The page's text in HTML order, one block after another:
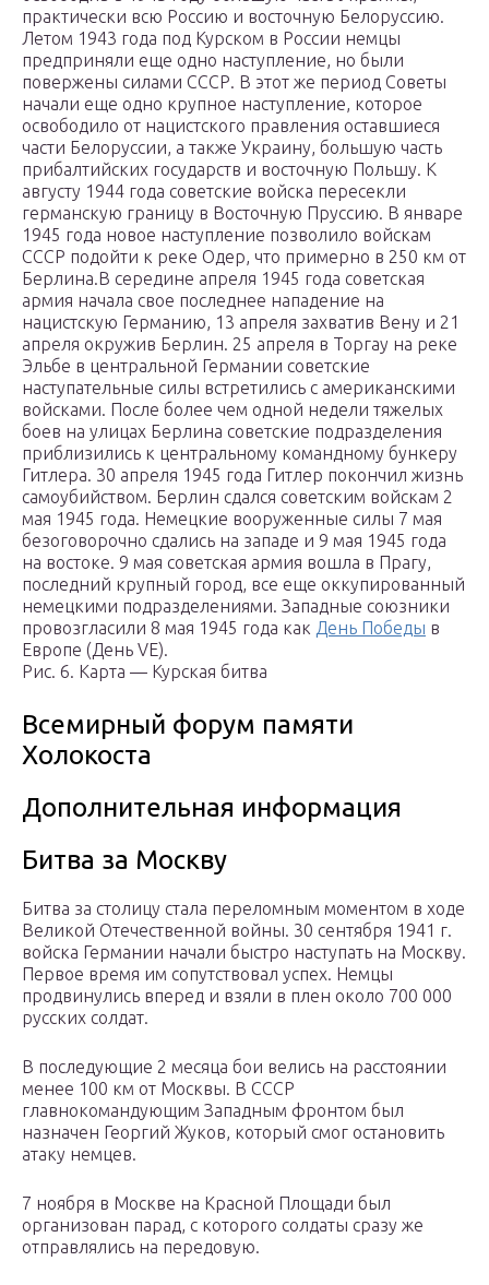
практически всю Россию и восточную Белоруссию.
Летом 1943 года под Курском в России немцы
предприняли еще одно наступление, но были
повержены силами СССР. В этот же период Советы
начали еще одно крупное наступление, которое
освободило от нацистского правления оставшиеся
части Белоруссии, а также Украину, большую часть
прибалтийских государств и восточную Польшу. К
августу 1944 года советские войска пересекли
германскую границу в Восточную Пруссию. В январе
1945 года новое наступление позволило войскам
СССР подойти к реке Одер, что примерно в 250 км от
Берлина.В середине апреля 1945 года советская
армия начала свое последнее нападение на
нацистскую Германию, 13 апреля захватив Вену и 21
апреля окружив Берлин. 25 апреля в Торгау на реке
Эльбе в центральной Германии советские
наступательные силы встретились с американскими
войсками. После более чем одной недели тяжелых
боев на улицах Берлина советские подразделения
приблизились к центральному командному бункеру
Гитлера. 30 апреля 1945 года Гитлер покончил жизнь
самоубийством. Берлин сдался советским войскам 2
мая 1945 года. Немецкие вооруженные силы 7 мая
безоговорочно сдались на западе и 9 мая 1945 года
на востоке. 9 мая советская армия вошла в Прагу,
последний крупный город, все еще оккупированный
немецкими подразделениями. Западные союзники
провозгласили 8 мая 1945 года как День Победы в
Европе (День VE).
Рис. 6. Карта — Курская битва
Всемирный форум памяти
Холокоста
Дополнительная информация
Битва за Москву
Битва за столицу стала переломным моментом в ходе
Великой Отечественной войны. 30 сентября 1941 г.
войска Германии начали быстро наступать на Москву.
Первое время им сопутствовал успех. Немцы
продвинулись вперед и взяли в плен около 700 000
русских солдат.
В последующие 2 месяца бои велись на расстоянии
менее 100 км от Москвы. В СССР
главнокомандующим Западным фронтом был
назначен Георгий Жуков, который смог остановить
атаку немцев.
7 ноября в Москве на Красной Площади был
организован парад, с которого солдаты сразу же
отправлялись на передовую.